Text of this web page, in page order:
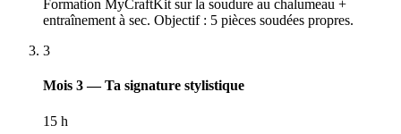
Formation MyCraftKit sur la soudure au chalumeau +
entraînement à sec. Objectif : 5 pièces soudées propres.
3
Mois 3 — Ta signature stylistique
15 h